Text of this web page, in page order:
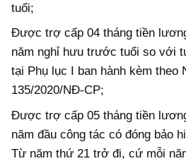
tuổi;
Được trợ cấp 04 tháng tiền
năm nghỉ hưu trước tuổi so với
tại Phụ lục I ban hành kèm theo
135/2020/NĐ-CP;
Được trợ cấp 05 tháng tiền
năm đầu công tác có đóng bảo
Từ năm thứ 21 trở đi, cứ mỗi